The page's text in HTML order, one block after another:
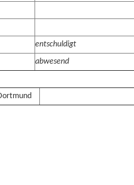
entschuldigt
abwesend